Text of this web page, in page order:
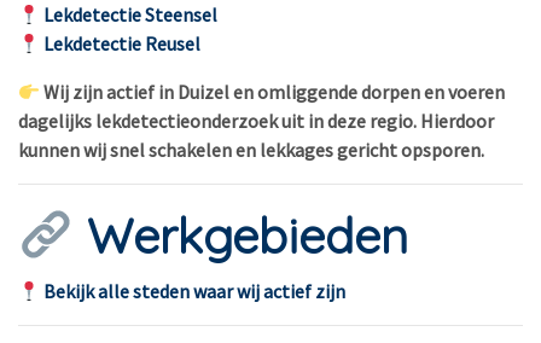
Lekdetectie Steensel
Lekdetectie Reusel
Wij zijn actief in Duizel en omliggende dorpen en voeren
dagelijks lekdetectieonderzoek uit in deze regio. Hierdoor
kunnen wij snel schakelen en lekkages gericht opsporen.
Werkgebieden
Bekijk alle steden waar wij actief zijn